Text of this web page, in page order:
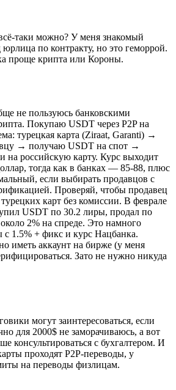
таки можно? У меня знакомый
по контракту, но это геморрой.
проще крипта или Короны.
не пользуюсь банковскими
Покупаю USDT через P2P на
турецкая карта (Ziraat, Garanti) →
→ получаю USDT на спот →
на российскую карту. Курс выходит
тогда как в банках — 85-88, плюс
если выбирать продавцов с
Проверяй, чтобы продавец
карт без комиссии. В феврале
USDT по 30.2 лиры, продал по
2% на спреде. Это намного
1.5% + фикс и курс Нацбанка.
иметь аккаунт на бирже (у меня
Зато не нужно никуда
могут заинтересоваться, если
для 2000$ не заморачиваюсь, а вот
консультироваться с бухгалтером. И
проходят P2P-переводы, у
на переводы физлицам.